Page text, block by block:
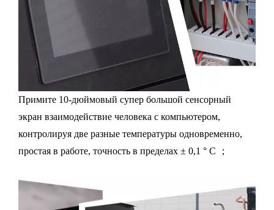
Примите 10-дюймовый супер большой сенсорный
экран взаимодействие человека с компьютером,
контролируя две разные температуры одновременно,
простая в работе, точность в пределах ± 0,1 ° C ；